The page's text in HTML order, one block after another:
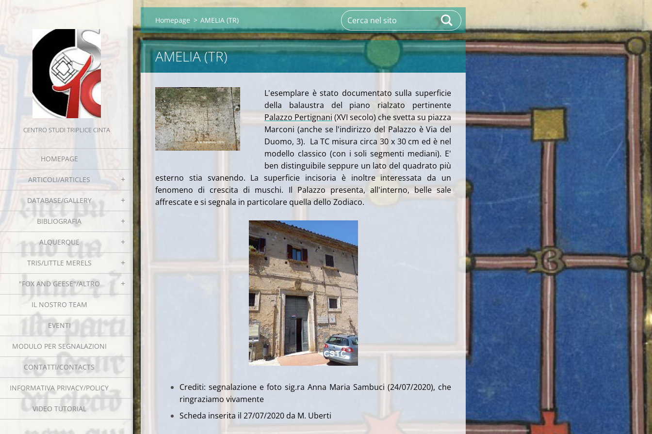
CENTRO STUDI TRIPLICE CINTA
HOMEPAGE
ARTICOLI/ARTICLES
DATABASE/GALLERY
BIBLIOGRAFIA
ALQUERQUE
TRIS/LITTLE MERELS
"FOX AND GEESE"/ALTRO
IL NOSTRO TEAM
EVENTI
MODULO PER SEGNALAZIONI
CONTATTI/CONTACTS
INFORMATIVA PRIVACY/POLICY
VIDEO TUTORIAL
Homepage > AMELIA (TR)
AMELIA (TR)
L'esemplare è stato documentato sulla superficie
della balaustra del piano rialzato pertinente
Palazzo Pertignani(XVI secolo) che svetta su piazza
Marconi (anche se l'indirizzo del Palazzo è Via del
Duomo, 3). La TC misura circa 30 x 30 cm ed è nel
modello classico (con i soli segmenti mediani). E'
ben distinguibile seppure un lato del quadrato più
esterno stia svanendo. La superficie incisoria è inoltre interessata da un
fenomeno di crescita di muschi. Il Palazzo presenta, all'interno, belle sale
affrescate e si segnala in particolare quella dello Zodiaco.
Crediti: segnalazione e foto sig.ra Anna Maria Sambuci (24/07/2020), che
ringraziamo vivamente
Scheda inserita il 27/07/2020 da M. Uberti